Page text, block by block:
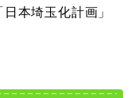
本埼玉化計画」